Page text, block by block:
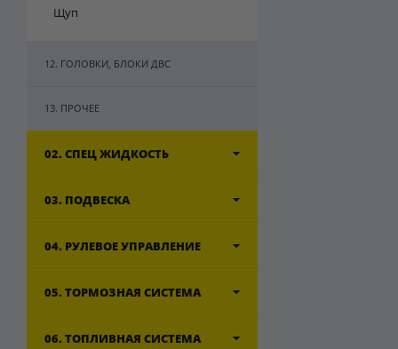
Щуп
12. ГОЛОВКИ, БЛОКИ ДВС
13. ПРОЧЕЕ
02. СПЕЦ ЖИДКОСТЬ
03. ПОДВЕСКА
04. РУЛЕВОЕ УПРАВЛЕНИЕ
05. ТОРМОЗНАЯ СИСТЕМА
06. ТОПЛИВНАЯ СИСТЕМА